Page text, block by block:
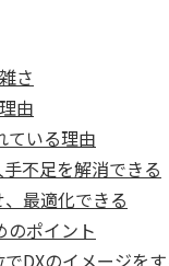
さ
由
ている理由
不足を解消できる
最適化できる
のポイント
DXのイメージを